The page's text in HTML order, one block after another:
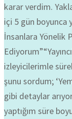
karar verdim.
içi 5 gün boyunca
İnsanlara Yönelik
izleyicilerimle
şunu sordum;
gibi detaylar
yaptığım süre